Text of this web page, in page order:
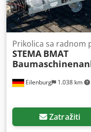
Eilenburg 1.038 km
Prikolica sa radnom
STEMA BMAT
Zatražiti